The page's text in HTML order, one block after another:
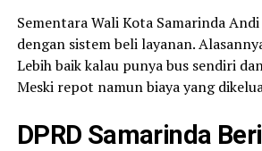
Sementara Wali Kota Samarinda
dengan sistem beli layanan.
Lebih baik kalau punya bus sendiri
Meski repot namun biaya yang
DPRD Samarinda Beri